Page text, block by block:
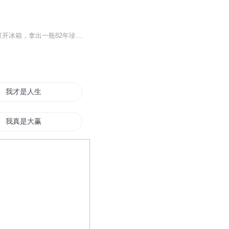
休闲时刻，看看美女~看完这一幕，我面色凝重，深深地低下了头，默默的关掉手机，起身打开冰箱，拿出一瓶82年珍藏版娃哈哈，紧紧的握在手里，慢慢走到窗前，窗外的景色有点暗淡，就如我的心情更一样，沉重，很沉重，渐渐的，外面灰蒙蒙的天空下起了小雨，为...
我才是人生赢家
我真是大赢家